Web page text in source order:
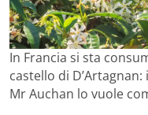
In Francia si sta
castello di
Mr Auchan lo vuole